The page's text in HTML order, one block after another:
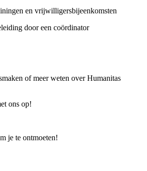
en vrijwilligersbijeenkomsten
door een coördinator
of meer weten over Humanitas
ons op!
je te ontmoeten!